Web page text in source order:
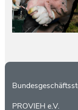
Kontakt
PROVIEH e.V.